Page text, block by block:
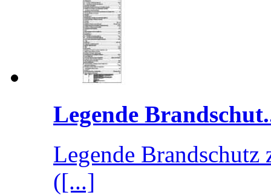
Legende
Legende
([...]